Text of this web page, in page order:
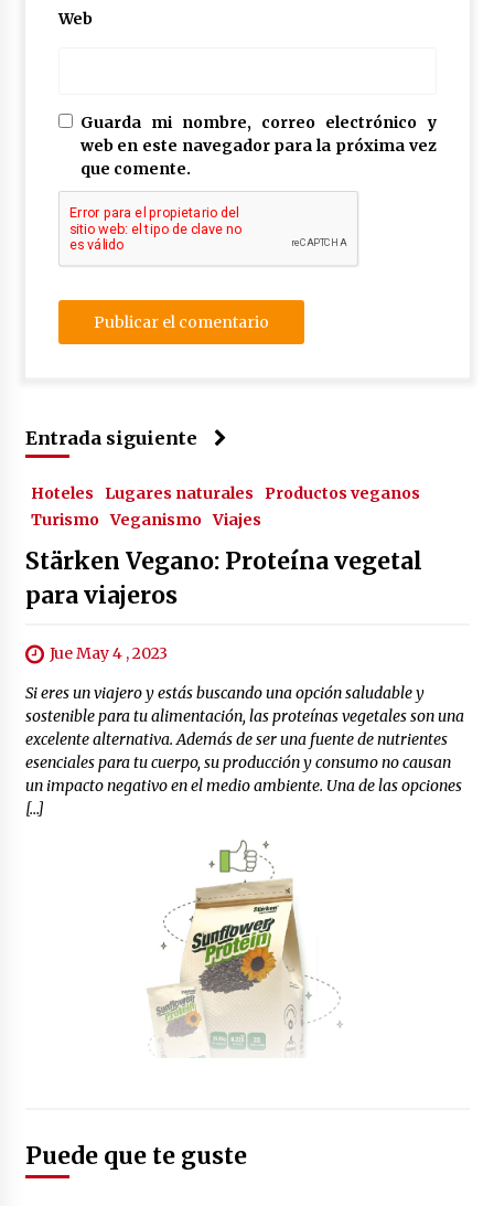
Web
Guarda mi nombre, correo electrónico y
web en este navegador para la próxima vez
que comente.
Entrada siguiente
Hoteles Lugares naturales
Productos veganos
Turismo Veganismo Viajes
Stärken Vegano: Proteína vegetal
para viajeros
Jue May 4 , 2023
Si eres un viajero y estás buscando una opción saludable y
sostenible para tu alimentación, las proteínas vegetales son una
excelente alternativa. Además de ser una fuente de nutrientes
esenciales para tu cuerpo, su producción y consumo no causan
un impacto negativo en el medio ambiente. Una de las opciones
[…]
Puede que te guste